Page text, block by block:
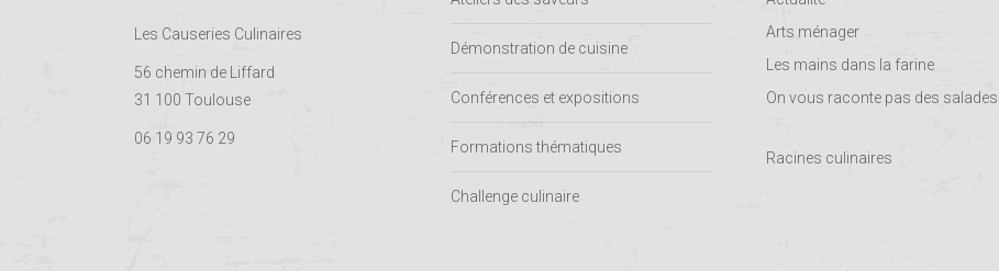
Les Causeries Culinaires
56 chemin de Liffard
31 100 Toulouse
06 19 93 76 29
Démonstration de cuisine
Conférences et expositions
Formations thématiques
Challenge culinaire
Arts ménager
Les mains dans la farine
On vous raconte pas des salades
Racines culinaires